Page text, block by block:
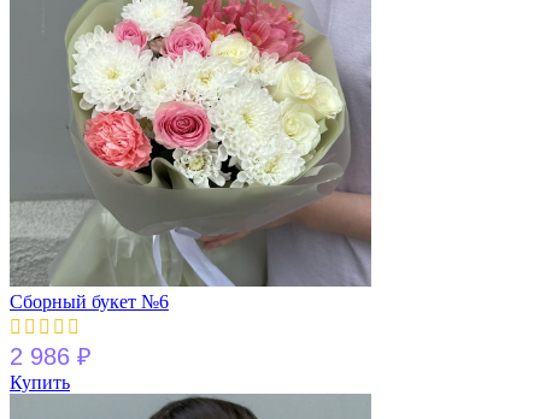
Сборный букет №6
2 986 ₽
Купить